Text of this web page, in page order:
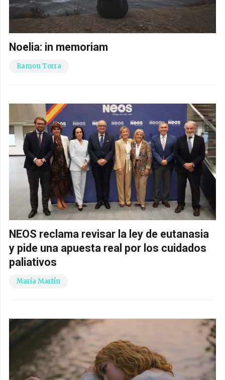
Noelia: in memoriam
Ramon Torra
NEOS reclama revisar la ley de eutanasia
y pide una apuesta real por los cuidados
paliativos
María Martín